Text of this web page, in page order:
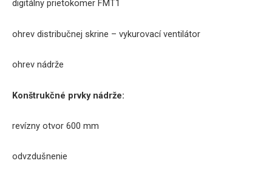
digitálny prietokomer FMT1
ohrev distribučnej skrine – vykurovací ventilátor
ohrev nádrže
Konštrukčné prvky nádrže:
revízny otvor 600 mm
odvzdušnenie